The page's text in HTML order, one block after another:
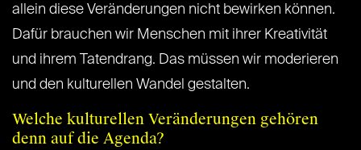
allein diese Veränderungen nicht bewirken können.
Dafür brauchen wir Menschen mit ihrer Kreativität
und ihrem Tatendrang. Das müssen wir moderieren
und den kulturellen Wandel gestalten.
Welche kulturellen Veränderungen gehören
denn auf die Agenda?